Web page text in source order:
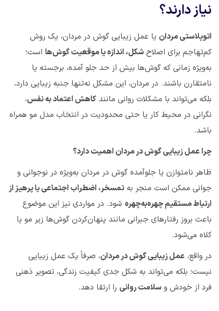
نیاز دارند؟
اتوپلاستی مردان یا عمل زیبایی گوش در مردان، یک روش
کم‌تهاجم برای اصلاح شکل، اندازه یا موقعیت گوش‌ها است؛
به‌ویژه زمانی که گوش‌ها بیش از حد جلو آمده، برجسته یا
نامتقارن باشند. در مردان، این مشکل نه‌تنها جنبه زیبایی دارد،
بلکه می‌تواند با مشکلات روانی مانند کاهش اعتماد به نفس،
نگرانی در محیط کار یا حتی محدودیت در انتخاب مدل مو همراه
باشد.
چرا عمل زیبایی گوش در مردان اهمیت دارد؟
ظاهر نامتوازن یا جلوآمده گوش در مردان به‌ویژه در نوجوانی و
جوانی ممکن است منجر به تمسخر، اضطراب اجتماعی یا پرهیز از
ارتباط مستقیم چهره‌به‌چهره شود. در مواردی نیز این موضوع
باعث بروز رفتارهای جبرانی مانند پنهان‌کردن گوش‌ها زیر مو یا
کلاه می‌شود.
در واقع، عمل زیبایی گوش در مردان، صرفاً یک عمل زیبایی
نیست؛ بلکه می‌تواند به شکل جدی کیفیت زندگی، تصویر ذهنی
فرد از خودش و سلامت روانی را ارتقا دهد.